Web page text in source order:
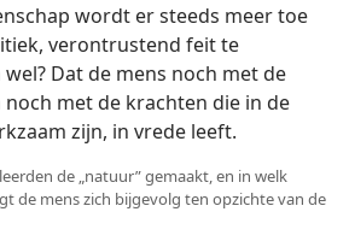
wordt er steeds meer toe
verontrustend feit te
Dat de mens noch met de
met de krachten die in de
zijn, in vrede leeft.
de „natuur” gemaakt, en in welk
de mens zich bijgevolg ten opzichte van de